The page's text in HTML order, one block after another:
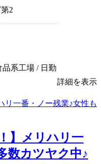
2
系工場 / 日勤
詳細を表示
】メリハリ一
数カツヤク中♪